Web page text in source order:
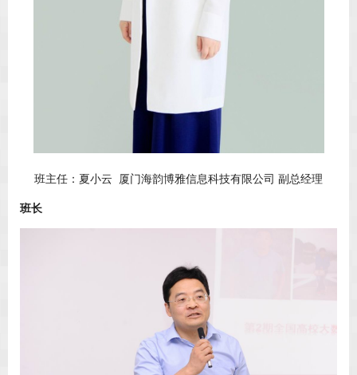
班主任：夏小云 厦门海韵博雅信息科技有限公司 副总经理
班长